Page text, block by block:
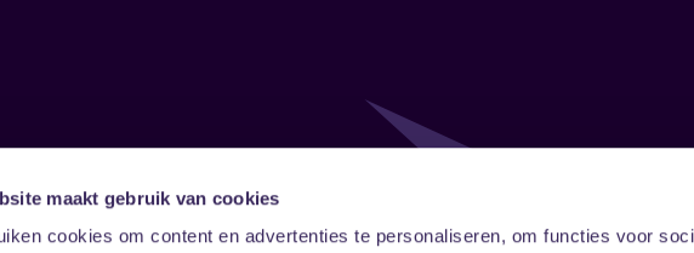
maakt gebruik van cookies
cookies om content en advertenties te personaliseren, om functies voor
Follow Onze